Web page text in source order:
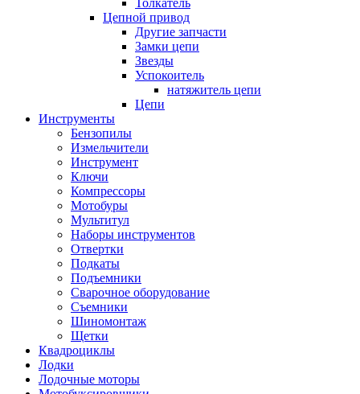
Толкатель
Цепной привод
Другие запчасти
Замки цепи
Звезды
Успокоитель
натяжитель цепи
Цепи
Инструменты
Бензопилы
Измельчители
Инструмент
Ключи
Компрессоры
Мотобуры
Мультитул
Наборы инструментов
Отвертки
Подкаты
Подъемники
Сварочное оборудование
Съемники
Шиномонтаж
Щетки
Квадроциклы
Лодки
Лодочные моторы